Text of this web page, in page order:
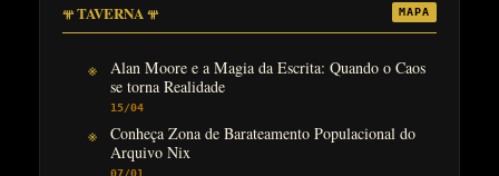
𖥬 TAVERNA 𖥬 MAPA
Alan Moore e a Magia da Escrita: Quando o Caos
se torna Realidade
15/04
Conheça Zona de Barateamento Populacional do
Arquivo Nix
07/01